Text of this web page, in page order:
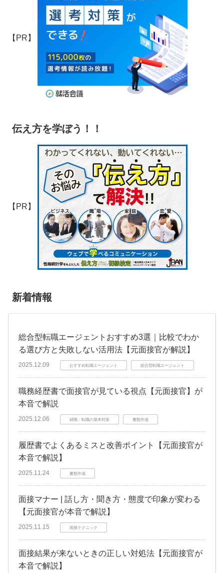
【PR】
伝え方を学ぼう！！
【PR】
新着情報
総合型転職エージェントおすすめ3選｜比較でわか
る選び方と失敗しない活用法【元面接官が解説】
2025.12.09 おすすめ転職エージェント 総合型転職エージェント
職務経歴書で面接官が見ている視点【元面接官】が
本音で解説
2025.12.06 就職・転職の基本対策 書類作成
履歴書でよくあるミスと改善ポイント【元面接官が
本音で解説】
2025.11.24 書類作成
面接マナー | 話し方・聞き方・態度で印象が変わる
【元面接官が本音で解説】
2025.11.15 面接テクニック
面接結果が来ないときの正しい対処法【元面接官が
本音で解説】